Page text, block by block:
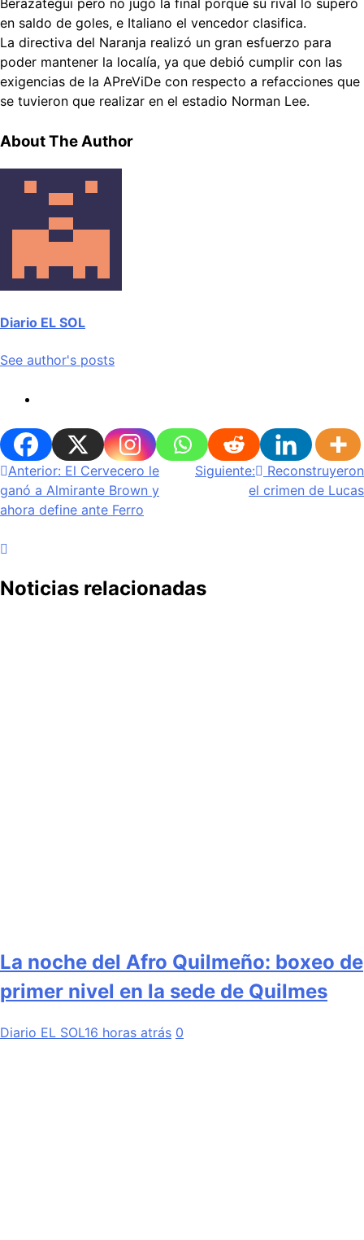
Berazategui pero no jugó la final porque su rival lo superó
en saldo de goles, e Italiano el vencedor clasifica.
La directiva del Naranja realizó un gran esfuerzo para
poder mantener la localía, ya que debió cumplir con las
exigencias de la APreViDe con respecto a refacciones que
se tuvieron que realizar en el estadio Norman Lee.
About The Author
Diario EL SOL
See author's posts
Navegación
de
Anterior: El Cervecero le
ganó a Almirante Brown y
ahora define ante Ferro
Siguiente:
Reconstruyeron
el crimen de Lucas
Noticias relacionadas
La noche del Afro Quilmeño: boxeo de
primer nivel en la sede de Quilmes
Diario EL SOL16 horas atrás 0